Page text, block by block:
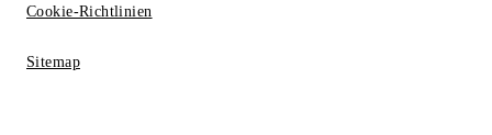
Cookie-Richtlinien
Sitemap